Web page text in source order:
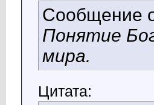
Сообщение
Понятие
мира.
Цитата: